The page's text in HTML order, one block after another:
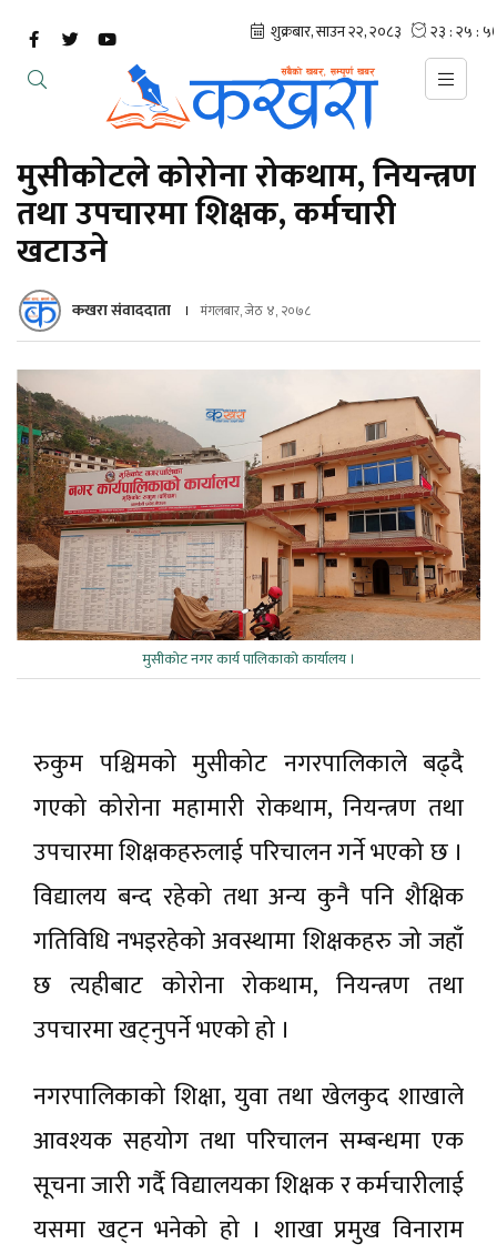
मुसीकाेटले कोरोना रोकथाम, नियन्त्रण
तथा उपचारमा शिक्षक, कर्मचारी
खटाउने
कखरा संवाददाता मंगलबार, जेठ ४, २०७८
मुसीकाेट नगर कार्य पालिकाकाे कार्यालय ।
रुकुम पश्चिमको मुसीकोट नगरपालिकाले बढ्दै
गएको कोरोना महामारी रोकथाम, नियन्त्रण तथा
उपचारमा शिक्षकहरुलाई परिचालन गर्ने भएको छ ।
विद्यालय बन्द रहेको तथा अन्य कुनै पनि शैक्षिक
गतिविधि नभइरहेको अवस्थामा शिक्षकहरु जो जहाँ
छ त्यहीबाट कोरोना रोकथाम, नियन्त्रण तथा
उपचारमा खट्नुपर्ने भएको हो ।
नगरपालिकाको शिक्षा, युवा तथा खेलकुद शाखाले
आवश्यक सहयोग तथा परिचालन सम्बन्धमा एक
सूचना जारी गर्दै विद्यालयका शिक्षक र कर्मचारीलाई
यसमा खट्न भनेको हो । शाखा प्रमुख विनाराम